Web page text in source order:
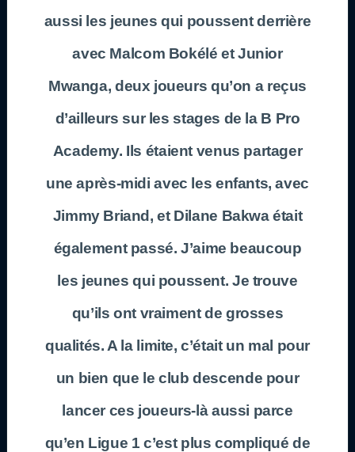
aussi les jeunes qui poussent derrière
avec Malcom Bokélé et Junior
Mwanga, deux joueurs qu’on a reçus
d’ailleurs sur les stages de la B Pro
Academy. Ils étaient venus partager
une après-midi avec les enfants, avec
Jimmy Briand, et Dilane Bakwa était
également passé. J’aime beaucoup
les jeunes qui poussent. Je trouve
qu’ils ont vraiment de grosses
qualités. A la limite, c’était un mal pour
un bien que le club descende pour
lancer ces joueurs-là aussi parce
qu’en Ligue 1 c’est plus compliqué de